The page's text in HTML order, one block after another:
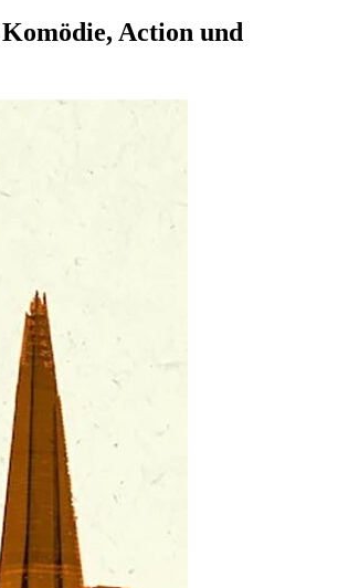
Action und